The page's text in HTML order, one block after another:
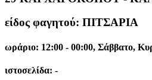
είδος φαγητού: ΠΙΤΣΑΡΙΑ
ωράριο: 12:00 - 00:00, Σάββατο,
ιστοσελίδα: -